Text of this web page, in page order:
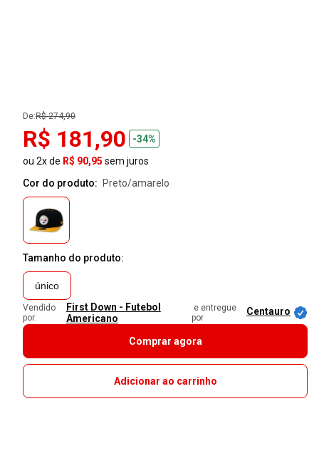
De:R$ 274,90
R$ 181,90
-34%
ou 2x de R$ 90,95 sem juros
Cor do produto:
preto/amarelo
Tamanho do produto:
único
Vendido
por:
First Down - Futebol
Americano
e entregue
por
Centauro
Comprar agora
Adicionar ao carrinho